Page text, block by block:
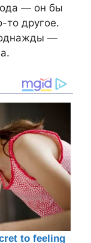
— он бы
то другое.
—